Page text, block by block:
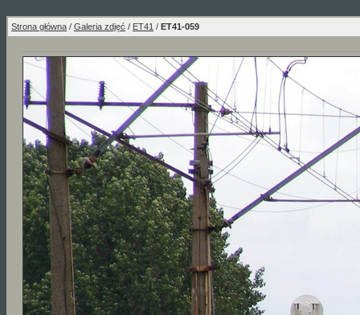
Strona główna / Galeria zdjęć / ET41 / ET41-059